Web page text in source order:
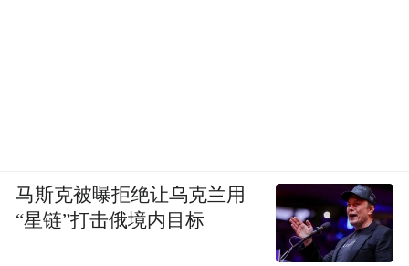
到了失踪的耕牛，抓获一男一女两名盗牛犯
罪嫌疑人，一举破获了19头耕牛被盗案。
马斯克被曝拒绝让乌克兰用
“星链”打击俄境内目标